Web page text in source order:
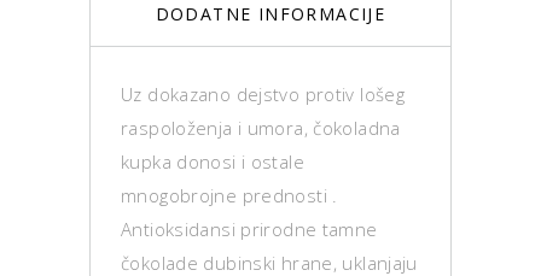
DODATNE INFORMACIJE
Uz dokazano dejstvo protiv lošeg
raspoloženja i umora, čokoladna
kupka donosi i ostale
mnogobrojne prednosti .
Antioksidansi prirodne tamne
čokolade dubinski hrane, uklanjaju